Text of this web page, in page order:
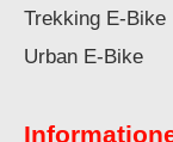
Trekking E-Bike
Urban E-Bike